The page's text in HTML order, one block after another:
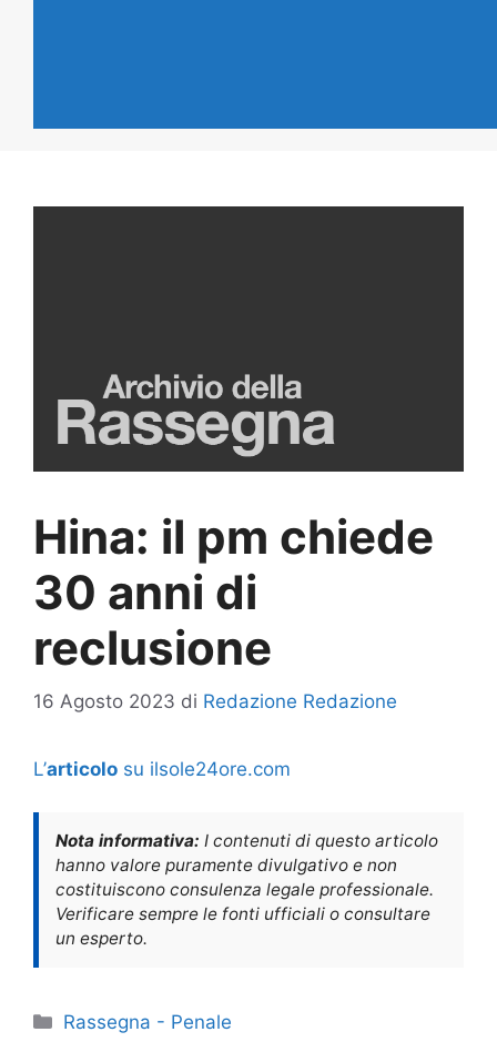
Hina: il pm chiede
30 anni di
reclusione
16 Agosto 2023 di Redazione Redazione
L’articolo su ilsole24ore.com
Nota informativa: I contenuti di questo articolo
hanno valore puramente divulgativo e non
costituiscono consulenza legale professionale.
Verificare sempre le fonti ufficiali o consultare
un esperto.
Categorie
Rassegna - Penale